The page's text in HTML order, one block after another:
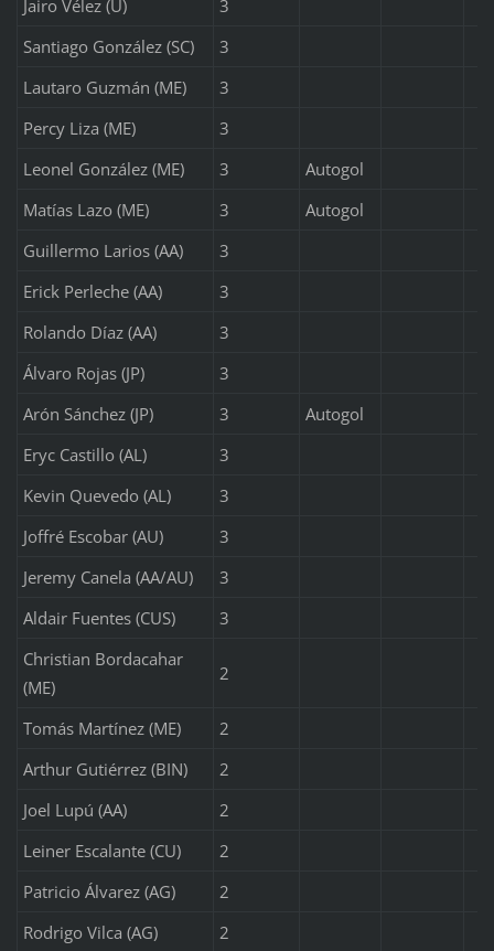
Jairo Vélez (U)
3
Santiago González (SC)
3
Lautaro Guzmán (ME)
3
Percy Liza (ME)
3
Leonel González (ME)
3
Autogol
Matías Lazo (ME)
3
Autogol
Guillermo Larios (AA)
3
Erick Perleche (AA)
3
Rolando Díaz (AA)
3
Álvaro Rojas (JP)
3
Arón Sánchez (JP)
3
Autogol
Eryc Castillo (AL)
3
Kevin Quevedo (AL)
3
Joffré Escobar (AU)
3
Jeremy Canela (AA/AU)
3
Aldair Fuentes (CUS)
3
Christian Bordacahar
(ME)
2
Tomás Martínez (ME)
2
Arthur Gutiérrez (BIN)
2
Joel Lupú (AA)
2
Leiner Escalante (CU)
2
Patricio Álvarez (AG)
2
Rodrigo Vilca (AG)
2